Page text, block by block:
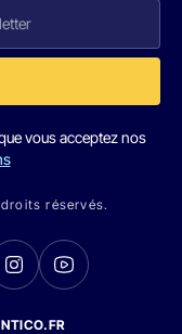
vous acceptez nos
réservés.